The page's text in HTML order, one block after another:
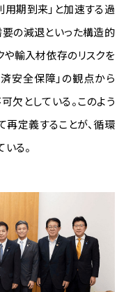
期到来」と加速する過
要の減退といった構造的
や輸入材依存のリスクを
安全保障」の観点から
としている。このよう
再定義することが、循環
る。